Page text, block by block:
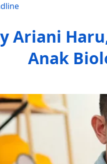
Ariani
Anak